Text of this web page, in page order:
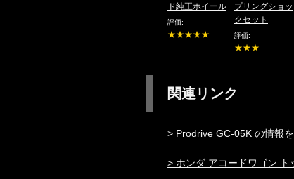
ド純正ホイール
評価:
★★★★★
プリングショッ
クセット
評価:
★★★
関連リンク
> Prodrive GC-05K の情報
> ホンダ アコードワゴン ト